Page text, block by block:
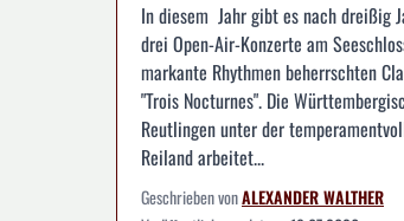
In diesem Jahr gibt es nach dreißig
drei Open-Air-Konzerte am
markante Rhythmen beherrschten
"Trois Nocturnes". Die
Reutlingen unter der
Reiland arbeitet...
Geschrieben vonALEXANDER WALTHER